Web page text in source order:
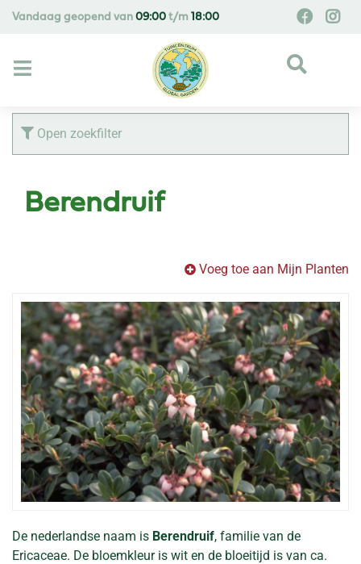
Vandaag geopend van 09:00 t/m 18:00
Open zoekfilter
Berendruif
Voeg toe aan Mijn Planten
De nederlandse naam is Berendruif, familie van de
Ericaceae. De bloemkleur is wit en de bloeitijd is van ca.